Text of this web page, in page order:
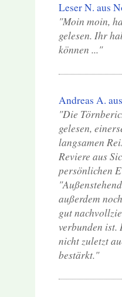
Leser N. aus
"Moin moin,
gelesen. Ihr
können ..."
Andreas A.
"Die
gelesen,
langsamen
Reviere aus
persönlichen
außerdem
gut
verbunden ist.
nicht zuletzt
bestärkt."